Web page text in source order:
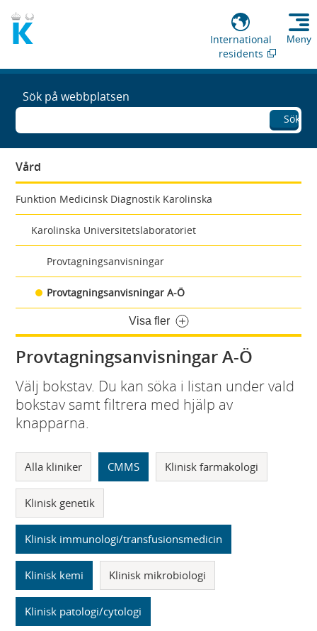
International
residents
Meny
Sök på webbplatsen
Sök
Vård
Funktion Medicinsk Diagnostik Karolinska
Karolinska Universitetslaboratoriet
Provtagningsanvisningar
Provtagningsanvisningar A-Ö
Visa fler
Provtagningsanvisningar A-Ö
Välj bokstav. Du kan söka i listan under vald
bokstav samt filtrera med hjälp av
knapparna.
Alla kliniker CMMS Klinisk farmakologi
Klinisk genetik
Klinisk immunologi/transfusionsmedicin
Klinisk kemi Klinisk mikrobiologi
Klinisk patologi/cytologi